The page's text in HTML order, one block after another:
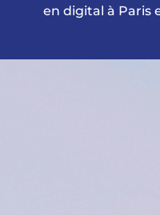
en digital à Paris